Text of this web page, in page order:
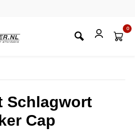
0
Schlagwort
Cap